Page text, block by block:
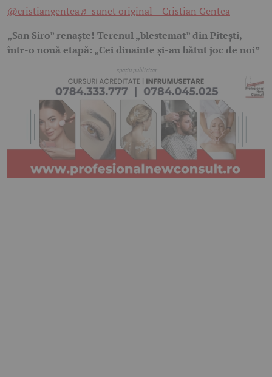
@cristiangentea♬ sunet original – Cristian Gentea
„San Siro” renaște! Terenul „blestemat” din Pitești,
într-o nouă etapă: „Cei dinainte și-au bătut joc de noi”